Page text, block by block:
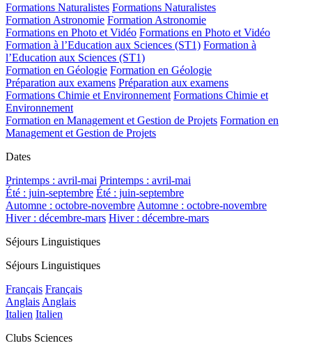
Formations Naturalistes Formations Naturalistes
Formation Astronomie Formation Astronomie
Formations en Photo et Vidéo Formations en Photo et Vidéo
Formation à l’Education aux Sciences (ST1) Formation à
l’Education aux Sciences (ST1)
Formation en Géologie Formation en Géologie
Préparation aux examens Préparation aux examens
Formations Chimie et Environnement Formations Chimie et
Environnement
Formation en Management et Gestion de Projets Formation en
Management et Gestion de Projets
Dates
Printemps : avril-mai Printemps : avril-mai
Été : juin-septembre Été : juin-septembre
Automne : octobre-novembre Automne : octobre-novembre
Hiver : décembre-mars Hiver : décembre-mars
Séjours Linguistiques
Séjours Linguistiques
Français Français
Anglais Anglais
Italien Italien
Clubs Sciences